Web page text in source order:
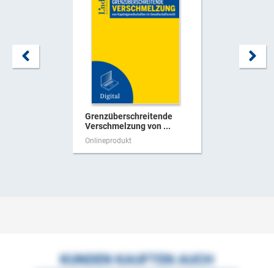
Grenzüberschreitende
Verschmelzung von ...
Onlineprodukt
KUNDEN KAUFTEN AUCH